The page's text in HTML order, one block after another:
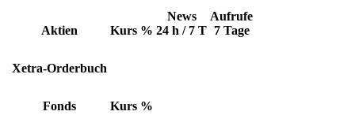
Aktien Kurs %
News
24 h / 7 T
Aufrufe
7 Tage
Xetra-Orderbuch
Fonds Kurs %